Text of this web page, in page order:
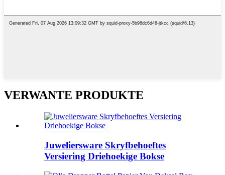
VERWANTE PRODUKTE
Juweliersware Skryfbehoeftes
Versiering Driehoekige Bokse